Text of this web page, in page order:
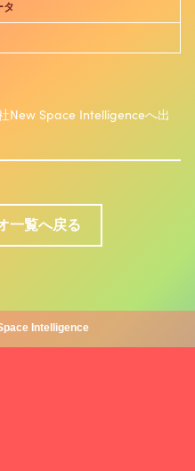
タ
New Space Intelligenceへ出
一覧へ戻る
Intelligence